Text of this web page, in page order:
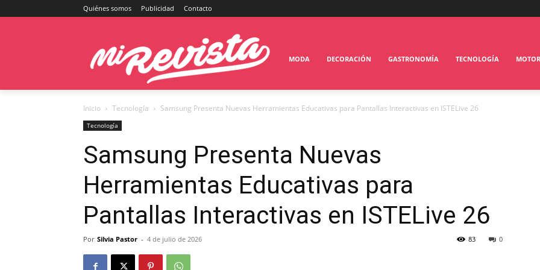
Quiénes somos Publicidad Contacto
MODA DECORACIÓN GASTRONOMÍA TECNOLOGÍA MOTOR
Inicio Tecnología Samsung Presenta Nuevas Herramientas Educativas para Pantallas Interactivas en ISTELive 26
Tecnología
Samsung Presenta Nuevas
Herramientas Educativas para
Pantallas Interactivas en ISTELive 26
Por Silvia Pastor - 4 de julio de 2026 0
83